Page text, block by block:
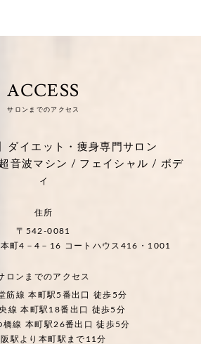
ACCESS
サロンまでのアクセス
ダイエット・痩身専門サロン
音波マシン / フェイシャル / ボデ
ィ
住所
〒542-0081
町4－4－16 コートハウス416・1001
ロンまでのアクセス
筋線 本町駅5番出口 徒歩5分
線 本町駅18番出口 徒歩5分
橋線 本町駅26番出口 徒歩5分
阪駅より本町駅まで11分